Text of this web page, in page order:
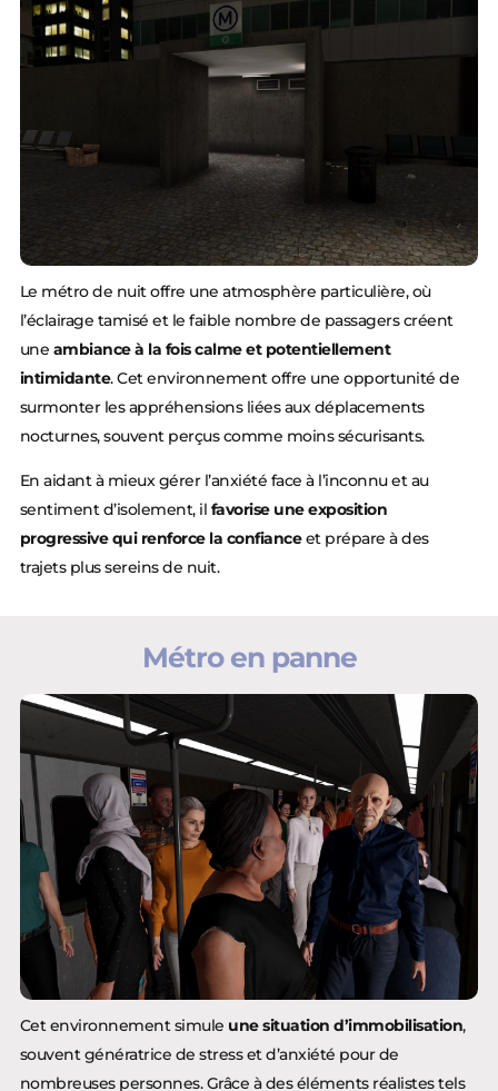
Le métro de nuit offre une atmosphère particulière, où
l’éclairage tamisé et le faible nombre de passagers créent
une ambiance à la fois calme et potentiellement
intimidante. Cet environnement offre une opportunité de
surmonter les appréhensions liées aux déplacements
nocturnes, souvent perçus comme moins sécurisants.
En aidant à mieux gérer l’anxiété face à l’inconnu et au
sentiment d’isolement, il favorise une exposition
progressive qui renforce la confianceet prépare à des
trajets plus sereins de nuit.
Métro en panne
Cet environnement simule une situation d’immobilisation,
souvent génératrice de stress et d’anxiété pour de
nombreuses personnes. Grâce à des éléments réalistes tels